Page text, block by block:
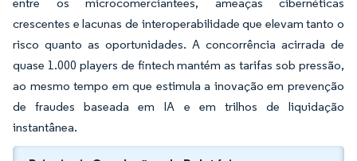
crescentes e lacunas de interoperabilidade que elevam tanto o
risco quanto as oportunidades. A concorrência acirrada de
quase 1.000 players de fintech mantém as tarifas sob pressão,
ao mesmo tempo em que estimula a inovação em prevenção
de fraudes baseada em IA e em trilhos de liquidação
instantânea.